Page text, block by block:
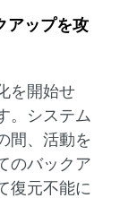
アップを攻
を開始せ
。システム
間、活動を
のバックア
復元不能に